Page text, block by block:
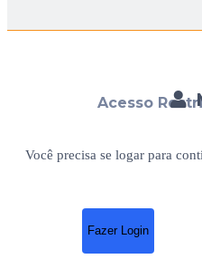
Acesso
Você precisa se logar para
Fazer Login